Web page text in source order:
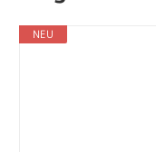
NEU